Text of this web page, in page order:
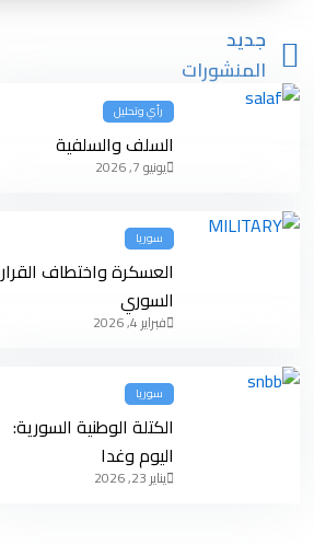
جديد
المنشورات
رأي وتحليل
السلف والسلفية
يونيو 7, 2026
سوريا
العسكرة واختطاف القرار
السوري
فبراير 4, 2026
سوريا
الكتلة الوطنية السورية:
اليوم وغدا
يناير 23, 2026